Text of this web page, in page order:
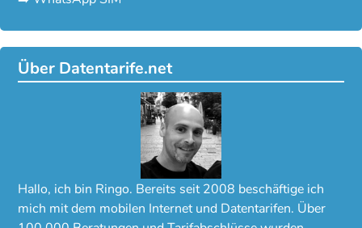
Über Datentarife.net
Hallo, ich bin Ringo. Bereits seit 2008 beschäftige ich
mich mit dem mobilen Internet und Datentarifen. Über